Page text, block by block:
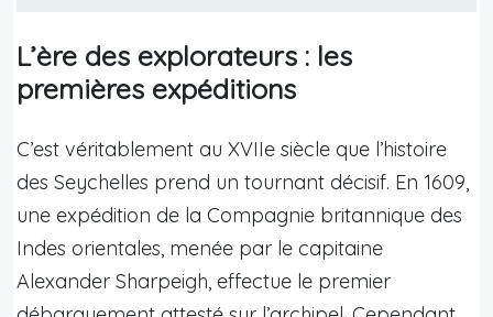
L’ère des explorateurs : les
premières expéditions
C’est véritablement au XVIIe siècle que l’histoire
des Seychelles prend un tournant décisif. En 1609,
une expédition de la Compagnie britannique des
Indes orientales, menée par le capitaine
Alexander Sharpeigh, effectue le premier